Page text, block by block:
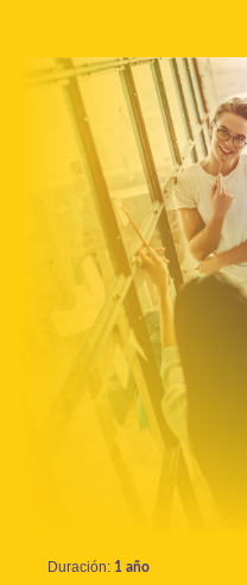
Duración: 1 año